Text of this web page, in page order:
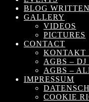
BLOG
GALLERY
VIDEOS
PICTURES
CONTACT
KONTAKT
AGBS –
AGBS –
IMPRESSUM
COOKIE